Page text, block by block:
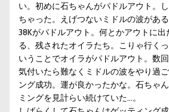
い。初めに石ちゃんがパドルアウト。
ちゃった。えげつないミドルの波があ
38Kがパドルアウト。何とかアウトに
る、残されたオイラたち。こりゃ行く
いうことでオイラがパドルアウト。数
気付いたら難なくミドルの波をやり過
ング成功。運が良かったかな。石ちゃ
ミングを見計らい続けていた…。